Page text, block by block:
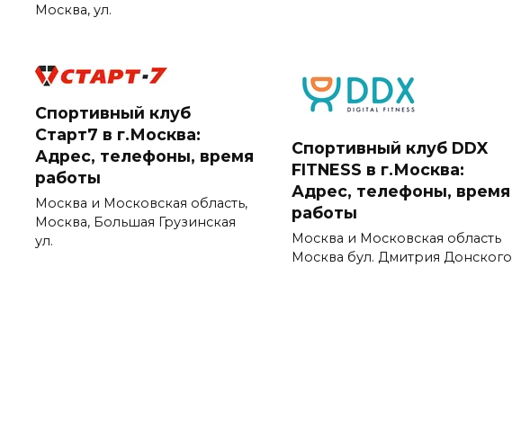
Москва, ул.
Спортивный клуб
Старт7 в г.Москва:
Адрес, телефоны, время
работы
Москва и Московская область,
Москва, Большая Грузинская
ул.
Спортивный клуб DDX
FITNESS в г.Москва:
Адрес, телефоны, время
работы
Москва и Московская область
Москва бул. Дмитрия Донского